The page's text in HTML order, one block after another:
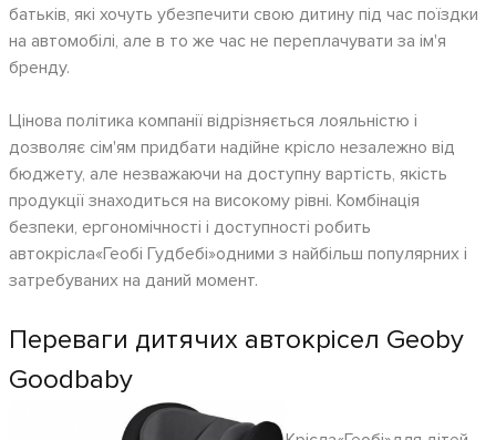
батьків, які хочуть убезпечити свою дитину під час поїздки
на автомобілі, але в то же час не переплачувати за ім'я
бренду.
Цінова політика компанії відрізняється лояльністю і
дозволяє сім'ям придбати надійне крісло незалежно від
бюджету, але незважаючи на доступну вартість, якість
продукції знаходиться на високому рівні. Комбінація
безпеки, ергономічності і доступності робить
автокрісла«Геобі Гудбебі»одними з найбільш популярних і
затребуваних на даний момент.
Переваги дитячих автокрісел Geoby
Goodbaby